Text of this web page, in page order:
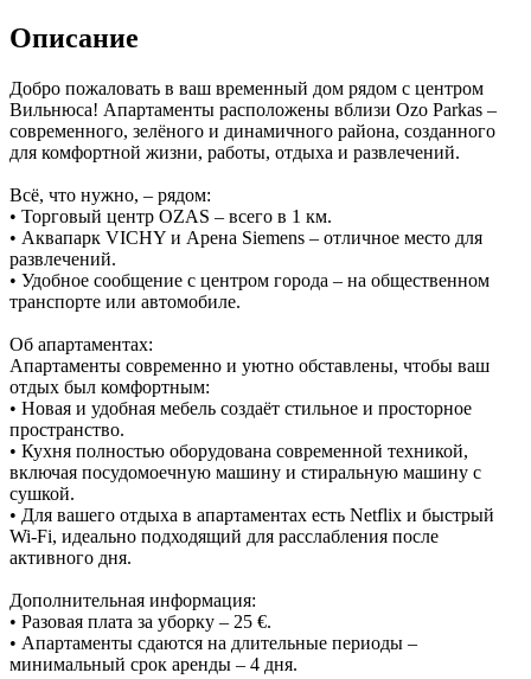
Описание
Добро пожаловать в ваш временный дом рядом с центром
Вильнюса! Апартаменты расположены вблизи Ozo Parkas –
современного, зелёного и динамичного района, созданного
для комфортной жизни, работы, отдыха и развлечений.
Всё, что нужно, – рядом:
• Торговый центр OZAS – всего в 1 км.
• Аквапарк VICHY и Арена Siemens – отличное место для
развлечений.
• Удобное сообщение с центром города – на общественном
транспорте или автомобиле.
Об апартаментах:
Апартаменты современно и уютно обставлены, чтобы ваш
отдых был комфортным:
• Новая и удобная мебель создаёт стильное и просторное
пространство.
• Кухня полностью оборудована современной техникой,
включая посудомоечную машину и стиральную машину с
сушкой.
• Для вашего отдыха в апартаментах есть Netflix и быстрый
Wi-Fi, идеально подходящий для расслабления после
активного дня.
Дополнительная информация:
• Разовая плата за уборку – 25 €.
• Апартаменты сдаются на длительные периоды –
минимальный срок аренды – 4 дня.